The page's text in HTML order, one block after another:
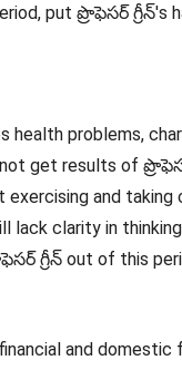
put ప్రొఫెసర్ గ్రీన్'s
health problems,
get results of
and taking
lack clarity in
గ్రీన్ out of this
and domestic